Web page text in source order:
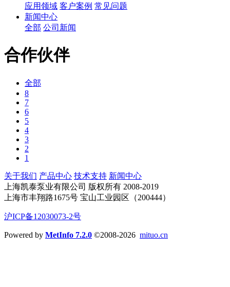
应用领域 客户案例 常见问题
新闻中心
全部 公司新闻
合作伙伴
全部
8
7
6
5
4
3
2
1
关于我们 产品中心 技术支持 新闻中心
上海凯泰泵业有限公司 版权所有 2008-2019
上海市丰翔路1675号 宝山工业园区（200444）
沪ICP备12030073-2号
Powered by MetInfo 7.2.0 ©2008-2026 mituo.cn